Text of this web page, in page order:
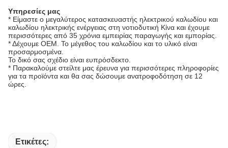
Υπηρεσίες μας
* Είμαστε ο μεγαλύτερος κατασκευαστής ηλεκτρικού καλωδίου και
καλωδίου ηλεκτρικής ενέργειας στη νοτιοδυτική Κίνα και έχουμε
περισσότερες από 35 χρόνια εμπειρίας παραγωγής και εμπορίας.
* Δέχουμε OEM. Το μέγεθος του καλωδίου και το υλικό είναι
προσαρμοσμένα.
Το δικό σας σχέδιο είναι ευπρόσδεκτο.
* Παρακαλούμε στείλτε μας έρευνα για περισσότερες πληροφορίες
για τα προϊόντα και θα σας δώσουμε ανατροφοδότηση σε 12
ώρες.
Ετικέτες: